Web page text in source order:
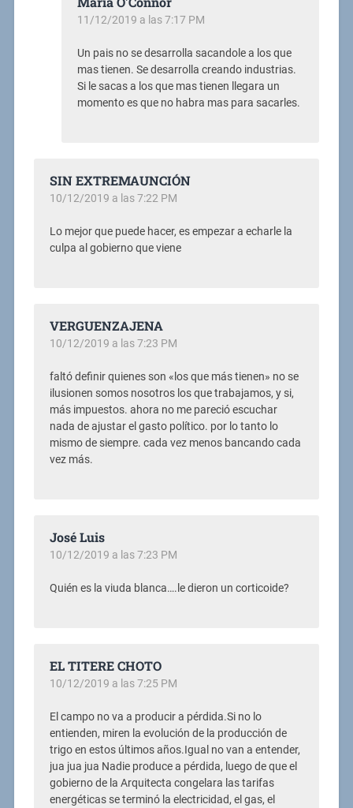
11/12/2019 a las 7:17 PM
Un pais no se desarrolla sacandole a los que
mas tienen. Se desarrolla creando industrias.
Si le sacas a los que mas tienen llegara un
momento es que no habra mas para sacarles.
SIN EXTREMAUNCIÓN
10/12/2019 a las 7:22 PM
Lo mejor que puede hacer, es empezar a echarle la
culpa al gobierno que viene
VERGUENZAJENA
10/12/2019 a las 7:23 PM
faltó definir quienes son «los que más tienen» no se
ilusionen somos nosotros los que trabajamos, y si,
más impuestos. ahora no me pareció escuchar
nada de ajustar el gasto político. por lo tanto lo
mismo de siempre. cada vez menos bancando cada
vez más.
José Luis
10/12/2019 a las 7:23 PM
Quién es la viuda blanca….le dieron un corticoide?
EL TITERE CHOTO
10/12/2019 a las 7:25 PM
El campo no va a producir a pérdida.Si no lo
entienden, miren la evolución de la producción de
trigo en estos últimos años.Igual no van a entender,
jua jua jua Nadie produce a pérdida, luego de que el
gobierno de la Arquitecta congelara las tarifas
energéticas se terminó la electricidad, el gas, el